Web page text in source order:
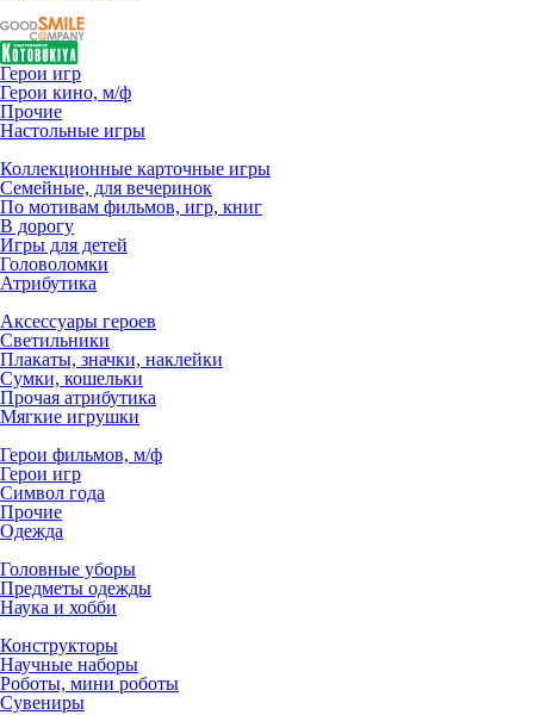
Герои игр
Герои кино, м/ф
Прочие
Настольные игры
Коллекционные карточные игры
Семейные, для вечеринок
По мотивам фильмов, игр, книг
В дорогу
Игры для детей
Головоломки
Атрибутика
Аксессуары героев
Светильники
Плакаты, значки, наклейки
Сумки, кошельки
Прочая атрибутика
Мягкие игрушки
Герои фильмов, м/ф
Герои игр
Символ года
Прочие
Одежда
Головные уборы
Предметы одежды
Наука и хобби
Конструкторы
Научные наборы
Роботы, мини роботы
Сувениры